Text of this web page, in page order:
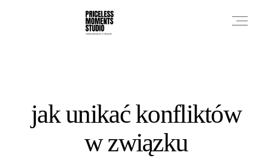
jak unikać konfliktów
w związku
PHOTO WORKS